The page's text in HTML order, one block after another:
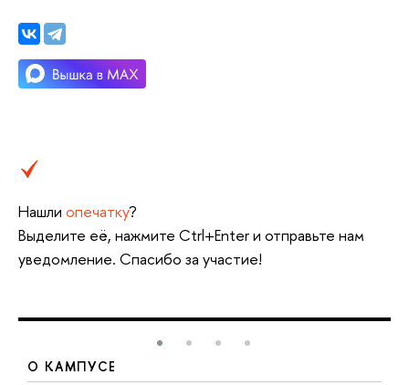
Нашли опечатку?
Выделите её, нажмите Ctrl+Enter и отправьте нам
уведомление. Спасибо за участие!
О КАМПУСЕ